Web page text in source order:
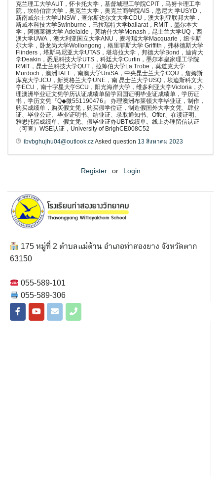
克兰理工大学AUT，怀卡托大学，基督城理工学院CPIT，马努卡理工学
院，坎特伯雷大学，奥克兰大学，奥克兰商学院AIS，悉尼大 学USYD，
新南威尔士大学UNSW，查尔斯达尔文大学CDU，澳大利亚联邦大学，
斯威本科技大学Swinburne，巴拉瑞特大学ballarat，RMIT，墨尔本大
学，阿德莱德大学 Adelaide，莫纳什大学Monash，昆士兰大学UQ，西
澳大学UWA，澳大利亚国立大学ANU，麦考瑞大学Macquarie，纽卡斯
尔大学，卧龙岗大学Wollongong，格里菲斯大学 Griffith，弗林德斯大学
Flinders，塔斯马尼亚大学UTAS，堪培拉大学，邦德大学Bond，迪肯大
学Deakin，悉尼科技大学UTS，科廷大学Curtin，墨尔本皇家理工学院
RMIT，昆士兰科技大学QUT，拉筹伯大学La Trobe，莫道克大学
Murdoch，澳洲TAFE，南澳大学UniSA，中央昆士兰大学CQU，詹姆斯
库克大学JCU，新英格兰大学UNE，南 昆士兰大学USQ，埃迪斯科文大
学ECU，南十字星大学SCU，阳光海岸大学，维多利亚大学Victoria，办
理澳洲毕业证文凭学历认证成绩单留学回国证明毕业证成绩单，学历证
书，学历文凭『Q◆微551190476』 办理澳洲布莱顿大学毕业证，制作，
购买成绩单，购买假文凭，购买假学位证，制造假国外大学文凭、肆业
证、毕业公证、毕业证明书、结业证、录取通知书、Offer、在读证明、
雅思托福成绩单、假文凭、假毕业证办UBT成绩单。线上办理留信认证
（可查）WSE认证，University of BrighCE008C52
ibvbghujhu04@outlook.czAsked question 13 สิงหาคม 2023
Register or Login
175 หมู่ที่ 2 ตำบลแม่ต้าน อำเภอท่าสองยาง จังหวัดตาก
63150
055-589-101
055-589-306